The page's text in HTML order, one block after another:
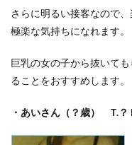
さらに明るい接客なので
極楽な気持ちになれます。
巨乳の女の子から抜いて
ることをおすすめします。
・あいさん（？歳） T.？